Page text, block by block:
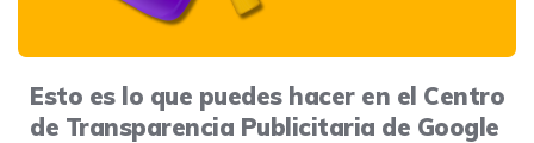
Esto es lo que puedes hacer en el Centro
de Transparencia Publicitaria de Google